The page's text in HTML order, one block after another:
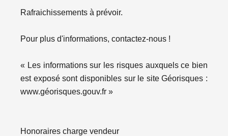
Rafraichissements à prévoir.
Pour plus d'informations, contactez-nous !
« Les informations sur les risques auxquels ce bien
est exposé sont disponibles sur le site Géorisques :
www.géorisques.gouv.fr »
Honoraires charge vendeur